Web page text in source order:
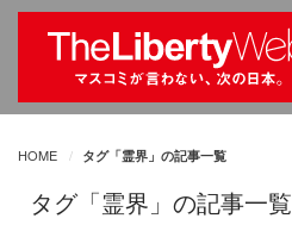
HOME タグ「霊界」の記事一覧
タグ「霊界」の記事一覧